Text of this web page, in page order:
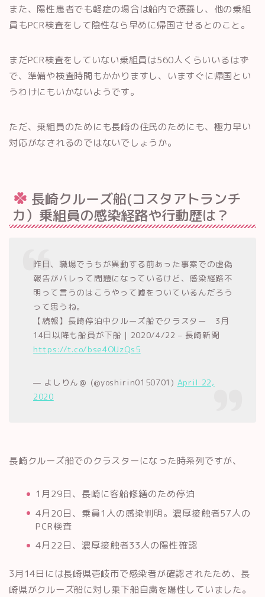
また、陽性患者でも軽症の場合は船内で療養し、他の乗組
員もPCR検査をして陰性なら早めに帰国させるとのこと。
まだPCR検査をしていない乗組員は560人くらいいるはず
で、準備や検査時間もかかりますし、いますぐに帰国とい
うわけにもいかないようです。
ただ、乗組員のためにも長崎の住民のためにも、極力早い
対応がなされるのではないでしょうか。
長崎クルーズ船(コスタアトランチ
カ）乗組員の感染経路や行動歴は？
昨日、職場でうちが異動する前あった事案での虚偽
報告がバレって問題になっているけど、感染経路不
明って言うのはこうやって嘘をついているんだろう
って思うね。
【続報】長崎停泊中クルーズ船でクラスター 3月
14日以降も船員が下船 | 2020/4/22 – 長崎新聞
https://t.co/bse4OUzQs5
— よしりん＠ (@yoshirin0150701) April 22,
2020
長崎クルーズ船でのクラスターになった時系列ですが、
1月29日、長崎に客船修繕のため停泊
4月20日、乗員1人の感染判明。濃厚接触者57人の
PCR検査
4月22日、濃厚接触者33人の陽性確認
3月14日には長崎県壱岐市で感染者が確認されたため、長
崎県がクルーズ船に対し乗下船自粛を陽性していました。